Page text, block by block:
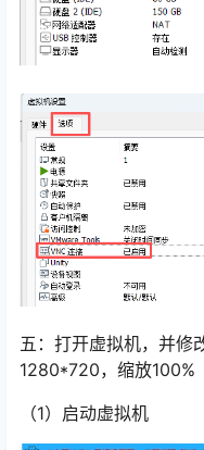
五：打开虚拟机，并修
1280*720，缩放100%
（1）启动虚拟机